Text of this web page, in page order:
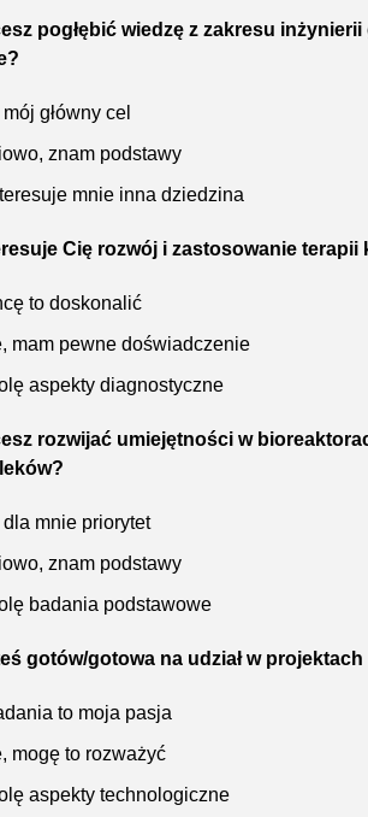
pogłębić wiedzę z zakresu
główny cel
znam podstawy
mnie inna dziedzina
Cię rozwój i zastosowanie
to doskonalić
mam pewne doświadczenie
aspekty diagnostyczne
rozwijać umiejętności w
dla mnie priorytet
znam podstawy
badania podstawowe
gotów/gotowa na udział w
to moja pasja
mogę to rozważyć
aspekty technologiczne